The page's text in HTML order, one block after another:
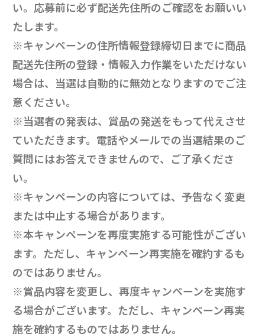
い。応募前に必ず配送先住所のご確認をお願いい
たします。
※キャンペーンの住所情報登録締切日までに商品
配送先住所の登録・情報入力作業をいただけない
場合は、当選は自動的に無効となりますのでご注
意ください。
※当選者の発表は、賞品の発送をもって代えさせ
ていただきます。電話やメールでの当選結果のご
質問にはお答えできませんので、ご了承くださ
い。
※キャンペーンの内容については、予告なく変更
または中止する場合があります。
※本キャンペーンを再度実施する可能性がござい
ます。ただし、キャンペーン再実施を確約するも
のではありません。
※賞品内容を変更し、再度キャンペーンを実施す
る場合がございます。ただし、キャンペーン再実
施を確約するものではありません。